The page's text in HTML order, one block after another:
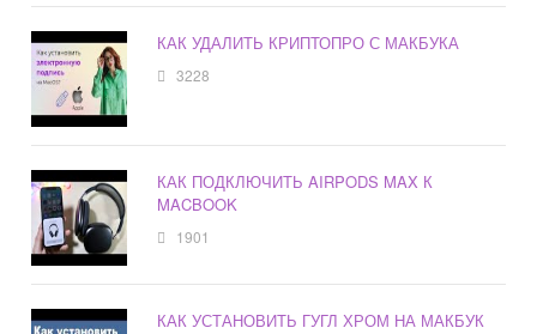
КАК УДАЛИТЬ КРИПТОПРО С МАКБУКА
3228
КАК ПОДКЛЮЧИТЬ AIRPODS MAX К
MACBOOK
1901
КАК УСТАНОВИТЬ ГУГЛ ХРОМ НА МАКБУК